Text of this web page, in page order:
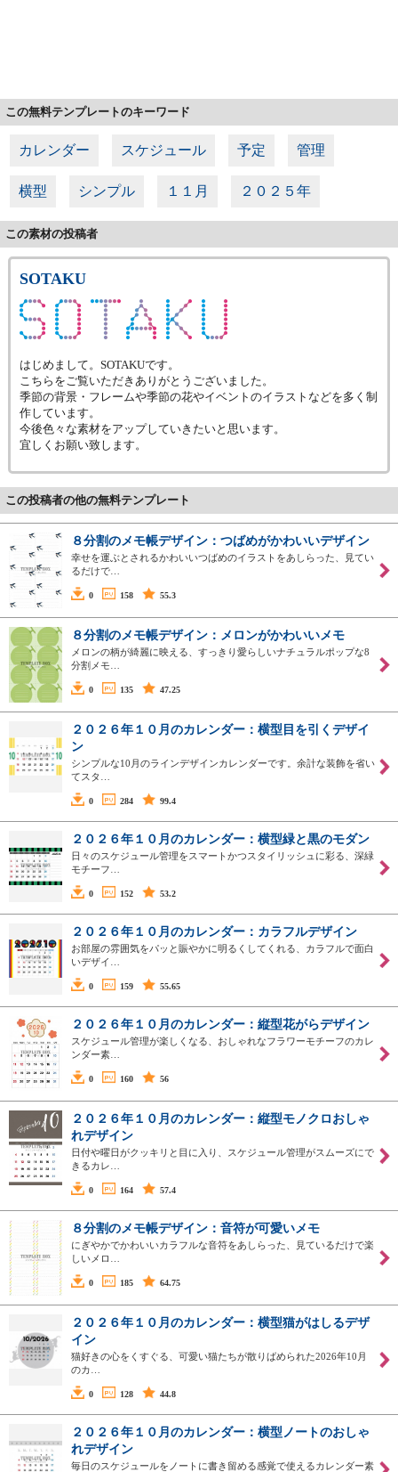
この無料テンプレートのキーワード
カレンダー スケジュール 予定 管理
横型 シンプル １１月 ２０２５年
この素材の投稿者
SOTAKU
はじめまして。SOTAKUです。
こちらをご覧いただきありがとうございました。
季節の背景・フレームや季節の花やイベントのイラストなどを多く制
作しています。
今後色々な素材をアップしていきたいと思います。
宜しくお願い致します。
この投稿者の他の無料テンプレート
８分割のメモ帳デザイン：つばめがかわいいデザイン
幸せを運ぶとされるかわいいつばめのイラストをあしらった、見てい
るだけで…
0 158 55.3
８分割のメモ帳デザイン：メロンがかわいいメモ
メロンの柄が綺麗に映える、すっきり愛らしいナチュラルポップな8
分割メモ…
0 135 47.25
２０２６年１０月のカレンダー：横型目を引くデザイ
ン
シンプルな10月のラインデザインカレンダーです。余計な装飾を省い
てスタ…
0 284 99.4
２０２６年１０月のカレンダー：横型緑と黒のモダン
日々のスケジュール管理をスマートかつスタイリッシュに彩る、深緑
モチーフ…
0 152 53.2
２０２６年１０月のカレンダー：カラフルデザイン
お部屋の雰囲気をパッと賑やかに明るくしてくれる、カラフルで面白
いデザイ…
0 159 55.65
２０２６年１０月のカレンダー：縦型花がらデザイン
スケジュール管理が楽しくなる、おしゃれなフラワーモチーフのカレ
ンダー素…
0 160 56
２０２６年１０月のカレンダー：縦型モノクロおしゃ
れデザイン
日付や曜日がクッキリと目に入り、スケジュール管理がスムーズにで
きるカレ…
0 164 57.4
８分割のメモ帳デザイン：音符が可愛いメモ
にぎやかでかわいいカラフルな音符をあしらった、見ているだけで楽
しいメロ…
0 185 64.75
２０２６年１０月のカレンダー：横型猫がはしるデザ
イン
猫好きの心をくすぐる、可愛い猫たちが散りばめられた2026年10月
のカ…
0 128 44.8
２０２６年１０月のカレンダー：横型ノートのおしゃ
れデザイン
毎日のスケジュールをノートに書き留める感覚で使えるカレンダー素